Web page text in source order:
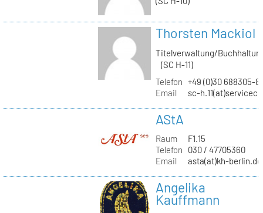
Thorsten Mackiol
Titelverwaltung/
(SC H-11)
Telefon +49 (0)30 688305-
Email
sc-
AStA
Raum
F1.15
Telefon
030 / 47705360
Email
asta(at)kh-berlin.de
Angelika
Kauffmann